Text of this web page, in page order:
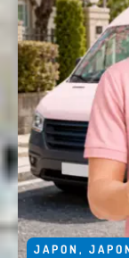
JAPON ,
Nombre *
Email *
Comentario *